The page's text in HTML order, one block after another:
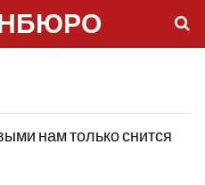
нам только снится